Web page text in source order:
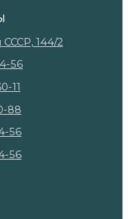
СССР, 144/2
56
11
88
56
56